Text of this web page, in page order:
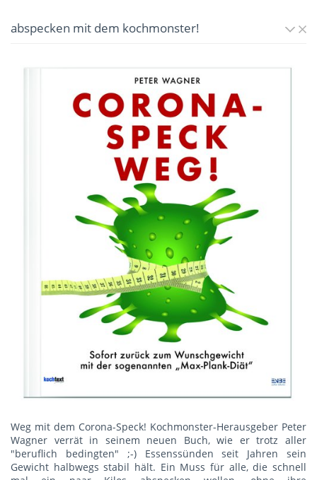
abspecken mit dem kochmonster!
Weg mit dem Corona-Speck! Kochmonster-Herausgeber Peter
Wagner verrät in seinem neuen Buch, wie er trotz aller
"beruflich bedingten" ;-) Essenssünden seit Jahren sein
Gewicht halbwegs stabil hält. Ein Muss für alle, die schnell